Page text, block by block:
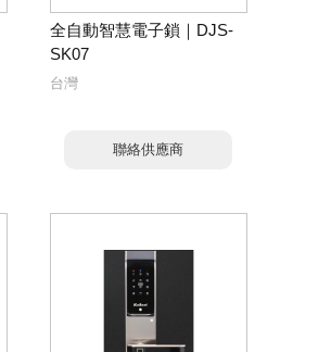
全自動智慧電子鎖｜DJS-
SK07
台灣
聯絡供應商